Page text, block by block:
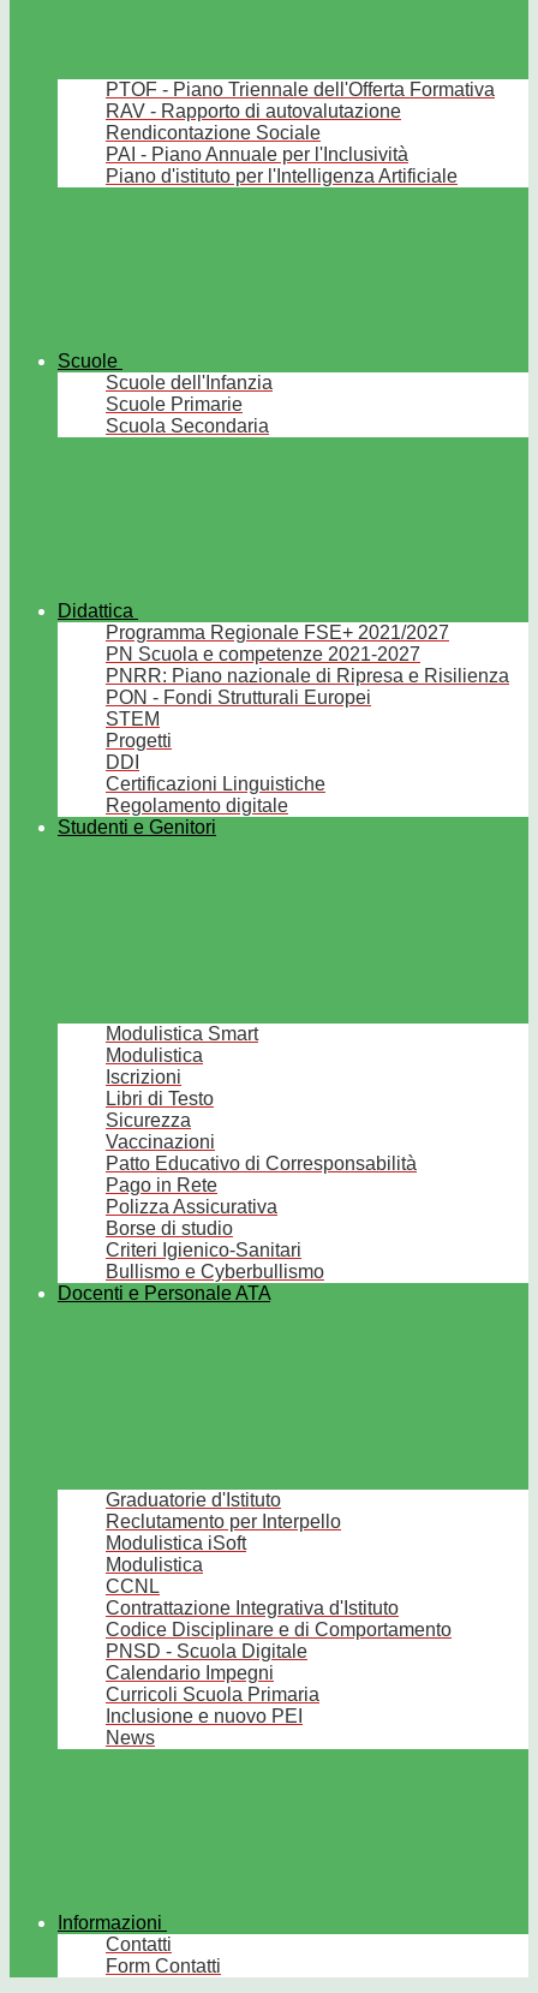
PTOF - Piano Triennale dell'Offerta Formativa
RAV - Rapporto di autovalutazione
Rendicontazione Sociale
PAI - Piano Annuale per l'Inclusività
Piano d'istituto per l'Intelligenza Artificiale
Scuole
Scuole dell'Infanzia
Scuole Primarie
Scuola Secondaria
Didattica
Programma Regionale FSE+ 2021/2027
PN Scuola e competenze 2021-2027
PNRR: Piano nazionale di Ripresa e Risilienza
PON - Fondi Strutturali Europei
STEM
Progetti
DDI
Certificazioni Linguistiche
Regolamento digitale
Studenti e Genitori
Modulistica Smart
Modulistica
Iscrizioni
Libri di Testo
Sicurezza
Vaccinazioni
Patto Educativo di Corresponsabilità
Pago in Rete
Polizza Assicurativa
Borse di studio
Criteri Igienico-Sanitari
Bullismo e Cyberbullismo
Docenti e Personale ATA
Graduatorie d'Istituto
Reclutamento per Interpello
Modulistica iSoft
Modulistica
CCNL
Contrattazione Integrativa d'Istituto
Codice Disciplinare e di Comportamento
PNSD - Scuola Digitale
Calendario Impegni
Curricoli Scuola Primaria
Inclusione e nuovo PEI
News
Informazioni
Contatti
Form Contatti